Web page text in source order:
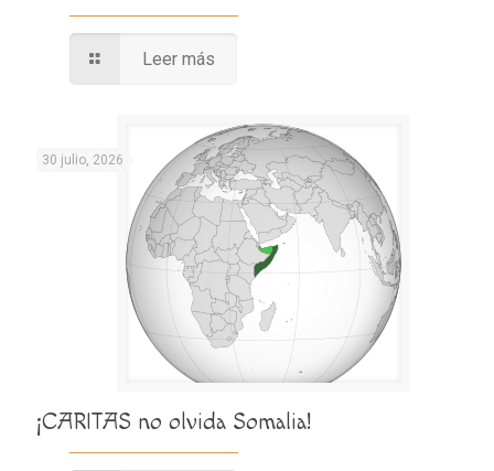
Leer más
30 julio, 2026
¡CARITAS no olvida Somalia!